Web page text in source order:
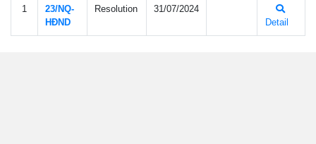
1
23/NQ-
HÐND
Resolution
31/07/2024
Detail